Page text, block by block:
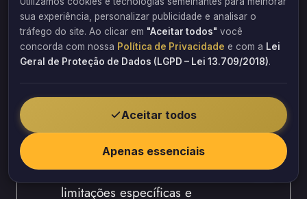
paralelamente, uma versão diferente do
mesmo software. A solução está, sem
dúvida, no suporte técnico especializado
para gerenciar essas transições críticas.
A troca de arquivos entre equipes se
torna, destarte, um desafio logístico.
Existem formatos como, por exemplo,
IFC, DWG, DXF, SDNF e STEP.
Cada formato tem, não obstante,
limitações específicas e
sua experiência, personalizar publicidade e analisar o
tráfego do site. Ao clicar em "Aceitar todos" você
concorda com nossa Política de Privacidade e com a Lei
Geral de Proteção de Dados (LGPD – Lei 13.709/2018).
Aceitar todos
Apenas essenciais